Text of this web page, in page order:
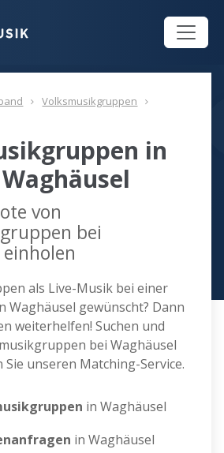
Volksmusikgruppen
in
von
bei
als Live-Musik bei einer
Waghäusel gewünscht? Dann
weiterhelfen! Suchen und
bei Waghäusel
unseren Matching-Service.
in Waghäusel
in Waghäusel